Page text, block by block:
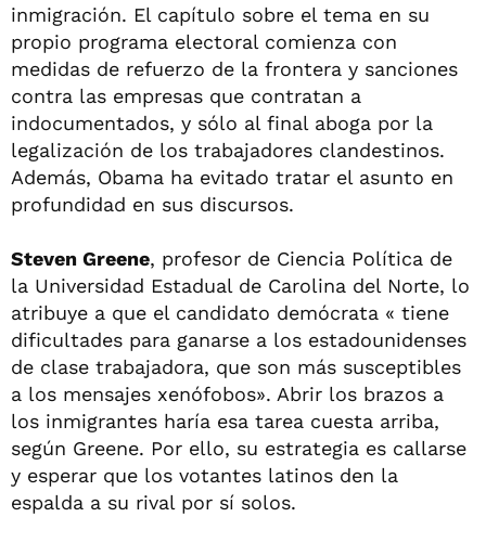
inmigración. El capítulo sobre el tema en su
propio programa electoral comienza con
medidas de refuerzo de la frontera y sanciones
contra las empresas que contratan a
indocumentados, y sólo al final aboga por la
legalización de los trabajadores clandestinos.
Además, Obama ha evitado tratar el asunto en
profundidad en sus discursos.
Steven Greene, profesor de Ciencia Política de
la Universidad Estadual de Carolina del Norte, lo
atribuye a que el candidato demócrata « tiene
dificultades para ganarse a los estadounidenses
de clase trabajadora, que son más susceptibles
a los mensajes xenófobos». Abrir los brazos a
los inmigrantes haría esa tarea cuesta arriba,
según Greene. Por ello, su estrategia es callarse
y esperar que los votantes latinos den la
espalda a su rival por sí solos.